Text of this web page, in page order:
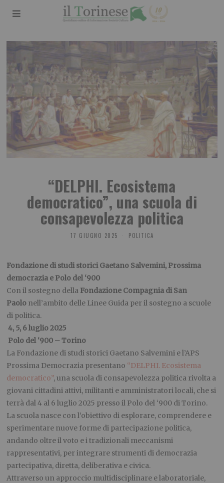
“DELPHI. Ecosistema
democratico”, una scuola di
consapevolezza politica
17 GIUGNO 2025 POLITICA
Fondazione di studi storici Gaetano Salvemini, Prossima
democrazia e Polo del ‘900
Con il sostegno della Fondazione Compagnia di San
Paolo nell’ambito delle Linee Guida per il sostegno a scuole
di politica.
4, 5, 6 luglio 2025
Polo del ‘900 – Torino
La Fondazione di studi storici Gaetano Salvemini e l’APS
Prossima Democrazia presentano “DELPHI. Ecosistema
democratico”, una scuola di consapevolezza politica rivolta a
giovani cittadini attivi, militanti e amministratori locali, che si
terrà dal 4 al 6 luglio 2025 presso il Polo del ‘900 di Torino.
La scuola nasce con l’obiettivo di esplorare, comprendere e
sperimentare nuove forme di partecipazione politica,
andando oltre il voto e i tradizionali meccanismi
rappresentativi, per integrare strumenti di democrazia
partecipativa, diretta, deliberativa e civica.
Attraverso un approccio multidisciplinare e laboratoriale,